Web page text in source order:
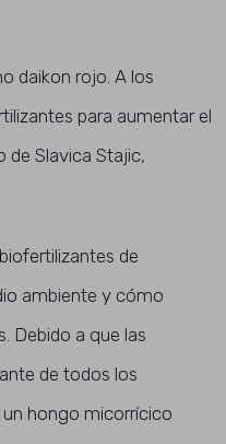
daikon rojo. A los
para aumentar el
de Slavica Stajic,
de
ambiente y cómo
Debido a que las
de todos los
hongo micorrícico